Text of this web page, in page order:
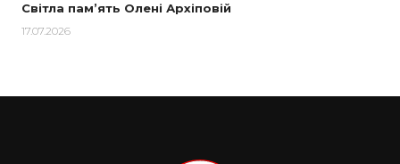
Світла пам’ять Олені Архіповій
17.07.2026